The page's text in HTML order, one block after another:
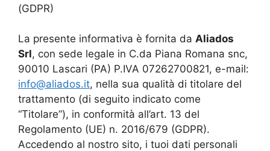
(GDPR)
La presente informativa è fornita da Aliados
Srl, con sede legale in C.da Piana Romana snc,
90010 Lascari (PA) P.IVA 07262700821, e-mail:
info@aliados.it, nella sua qualità di titolare del
trattamento (di seguito indicato come
“Titolare”), in conformità all’art. 13 del
Regolamento (UE) n. 2016/679 (GDPR).
Accedendo al nostro sito, i tuoi dati personali